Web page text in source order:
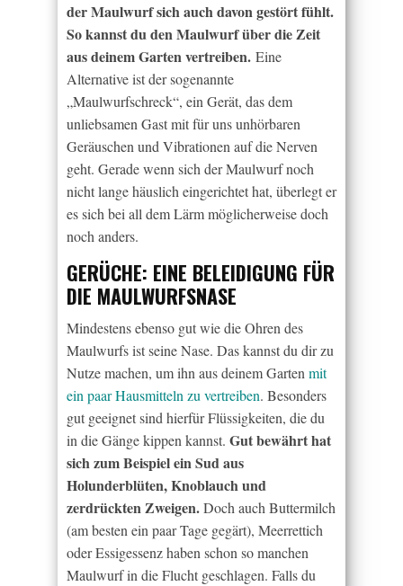
der Maulwurf sich auch davon gestört fühlt.
So kannst du den Maulwurf über die Zeit
aus deinem Garten vertreiben. Eine
Alternative ist der sogenannte
„Maulwurfschreck“, ein Gerät, das dem
unliebsamen Gast mit für uns unhörbaren
Geräuschen und Vibrationen auf die Nerven
geht. Gerade wenn sich der Maulwurf noch
nicht lange häuslich eingerichtet hat, überlegt er
es sich bei all dem Lärm möglicherweise doch
noch anders.
GERÜCHE: EINE BELEIDIGUNG FÜR
DIE MAULWURFSNASE
Mindestens ebenso gut wie die Ohren des
Maulwurfs ist seine Nase. Das kannst du dir zu
Nutze machen, um ihn aus deinem Garten mit
ein paar Hausmitteln zu vertreiben. Besonders
gut geeignet sind hierfür Flüssigkeiten, die du
in die Gänge kippen kannst. Gut bewährt hat
sich zum Beispiel ein Sud aus
Holunderblüten, Knoblauch und
zerdrückten Zweigen.Doch auch Buttermilch
(am besten ein paar Tage gegärt), Meerrettich
oder Essigessenz haben schon so manchen
Maulwurf in die Flucht geschlagen. Falls du